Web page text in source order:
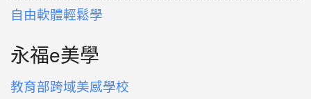
自由軟體輕鬆學
永福e美學
教育部跨域美感學校